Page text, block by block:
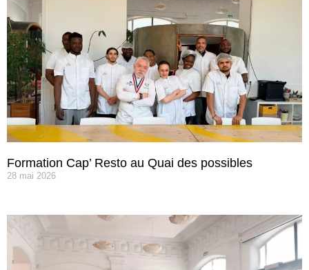
Formation Cap’ Resto au Quai des possibles
28 mai 2026